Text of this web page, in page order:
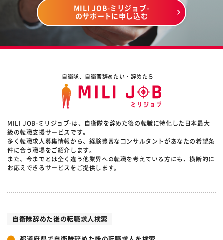
MILI JOB-ミリジョブ-
のサポートに申し込む
自衛隊、自衛官辞めたい・辞めたら
MILI JOB-ミリジョブ-は、自衛隊を辞めた後の転職に特化した日本最大
級の転職支援サービスです。
多く転職求人募集情報から、経験豊富なコンサルタントがあなたの希望条
件に合う職場をご紹介します。
また、今までとは全く違う他業界への転職を考えている方にも、横断的に
お応えできるサービスをご提供します。
自衛隊辞めた後の転職求人検索